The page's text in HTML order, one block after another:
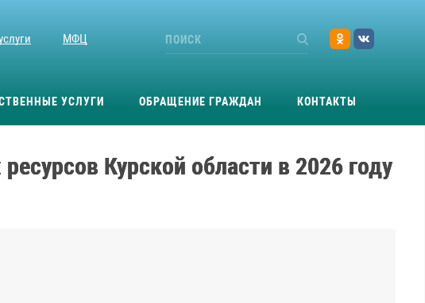
МФЦ
УСЛУГИ ОБРАЩЕНИЕ ГРАЖДАН КОНТАКТЫ
Курской области в 2026 году